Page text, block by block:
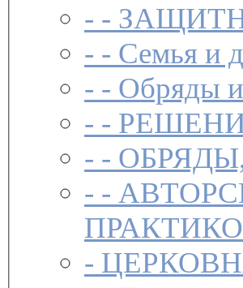
- -
- - Семья и
- - Обряды и
- -
- -
- -
-